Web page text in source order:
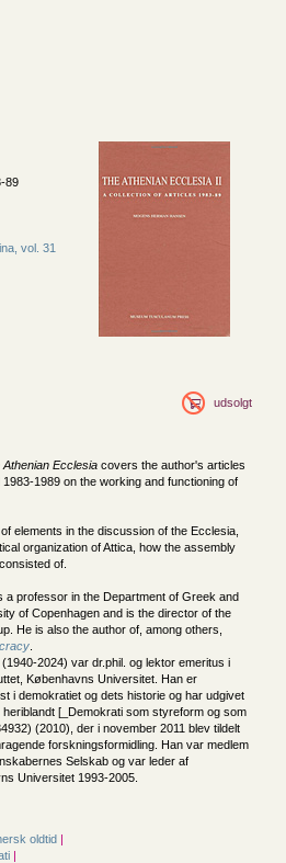
89
vol. 31
udsolgt
Athenian Ecclesia covers the author's articles
1989 on the working and functioning of
elements in the discussion of the Ecclesia,
organization of Attica, how the assembly
of.
a professor in the Department of Greek and
of Copenhagen and is the director of the
He is also the author of, among others,
(1940-2024) var dr.phil. og lektor emeritus i
Københavns Universitet. Han er
i demokratiet og dets historie og har udgivet
[_Demokrati som styreform og som
(2010), der i november 2011 blev tildelt
forskningsformidling. Han var medlem
Selskab og var leder af
Universitet 1993-2005.
oldtid |
|